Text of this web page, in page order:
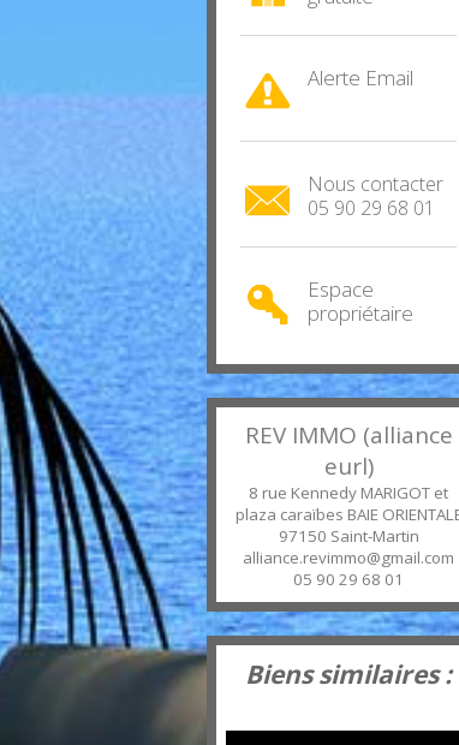
Alerte Email
Nous contacter
05 90 29 68 01
Espace
propriétaire
REV IMMO (alliance
eurl)
8 rue Kennedy MARIGOT et
plaza caraïbes BAIE
97150 Saint-Martin
alliance.revimmo@gmail.com
05 90 29 68 01
Biens similaires :